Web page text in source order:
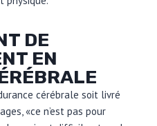
DE
EN
cérébrale soit livré
«ce n’est pas pour